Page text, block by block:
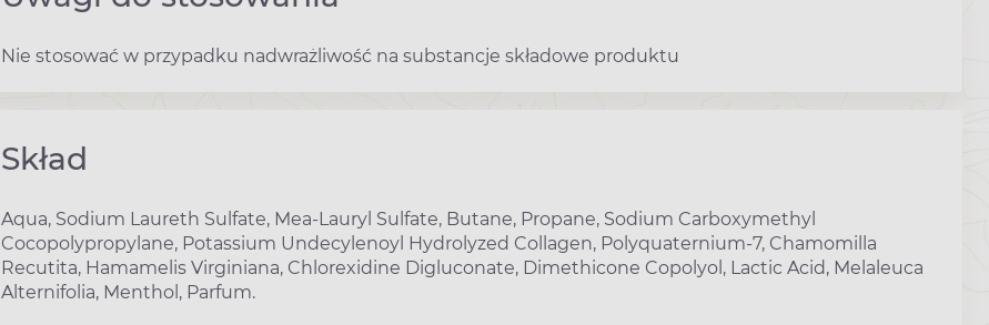
Nie stosować w przypadku nadwrażliwość na substancje składowe produktu
Skład
Aqua, Sodium Laureth Sulfate, Mea-Lauryl Sulfate, Butane, Propane, Sodium Carboxymethyl
Cocopolypropylane, Potassium Undecylenoyl Hydrolyzed Collagen, Polyquaternium-7, Chamomilla
Recutita, Hamamelis Virginiana, Chlorexidine Digluconate, Dimethicone Copolyol, Lactic Acid, Melaleuca
Alternifolia, Menthol, Parfum.